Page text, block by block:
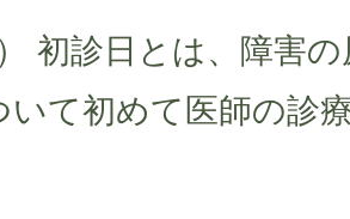
） 初診日とは、障害
いて初めて医師の診